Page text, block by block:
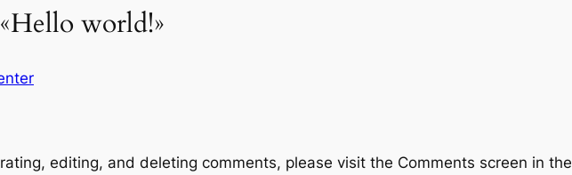
world!»
editing, and deleting comments, please visit the Comments screen in the